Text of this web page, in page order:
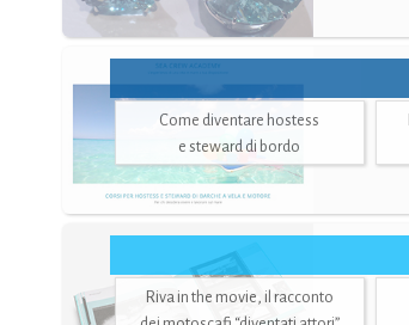
Come diventare hostess
e steward di bordo
Riva in the movie, il racconto